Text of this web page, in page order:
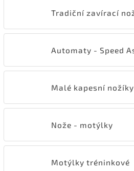
Tradiční zavírací
Automaty - Speed
Malé kapesní nožíky
Nože - motýlky
Motýlky tréninkové